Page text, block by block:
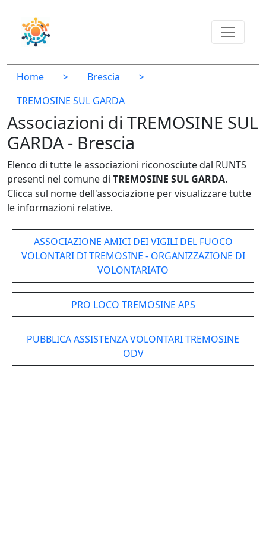
Home > Brescia
>
TREMOSINE SUL GARDA
Associazioni di TREMOSINE SUL
GARDA - Brescia
Elenco di tutte le associazioni riconosciute dal RUNTS
presenti nel comune di TREMOSINE SUL GARDA.
Clicca sul nome dell'associazione per visualizzare tutte
le informazioni relative.
ASSOCIAZIONE AMICI DEI VIGILI DEL FUOCO
VOLONTARI DI TREMOSINE - ORGANIZZAZIONE DI
VOLONTARIATO
PRO LOCO TREMOSINE APS
PUBBLICA ASSISTENZA VOLONTARI TREMOSINE
ODV